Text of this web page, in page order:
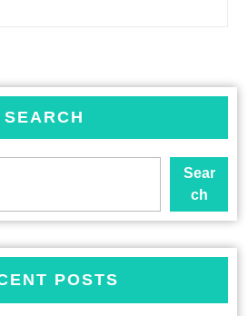
SEARCH
Sear
ch
POSTS